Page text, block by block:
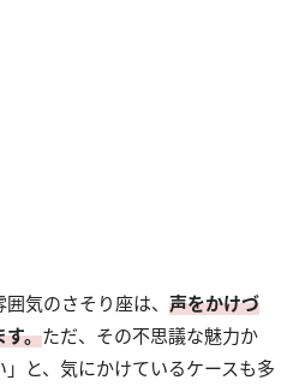
気のさそり座は、 声をかけづ
す。ただ、その不思議な魅力か
と、気にかけているケースも多